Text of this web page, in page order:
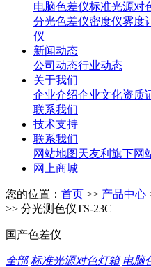
电脑色差仪标准光源对
分光色差仪密度仪雾度
仪
新闻动态
公司动态行业动态
关于我们
企业介绍企业文化资质
联系我们
技术支持
联系我们
网站地图天友利旗下网
网上商城
您的位置： 首页 >> 产品中心
>> 分光测色仪TS-23C
国产色差仪
全部 标准光源对色灯箱 电脑